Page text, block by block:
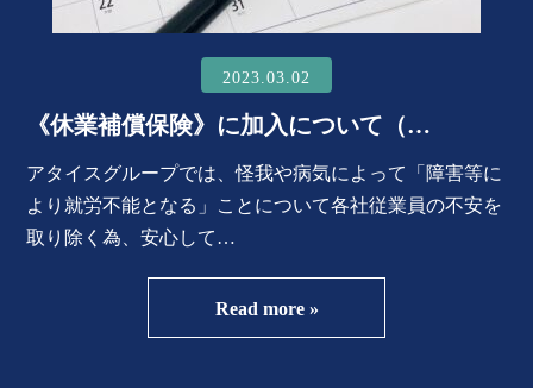
2023.03.02
《休業補償保険》に加入について（…
アタイスグループでは、怪我や病気によって「障害等に
より就労不能となる」ことについて各社従業員の不安を
取り除く為、安心して…
Read more »